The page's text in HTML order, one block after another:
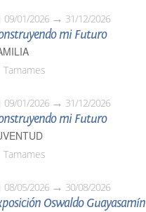
09/01/2026 31/12/2026
mi Futuro
Tamames
09/01/2026 31/12/2026
mi Futuro
Tamames
08/05/2026 30/08/2026
Oswaldo Guayasamín